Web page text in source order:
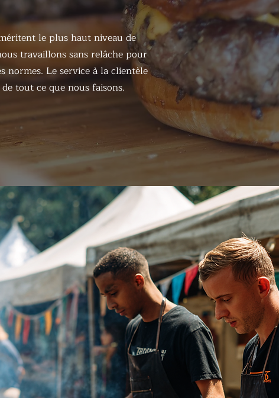
le plus haut niveau de
travaillons sans relâche pour
normes. Le service à la clientèle
tout ce que nous faisons.